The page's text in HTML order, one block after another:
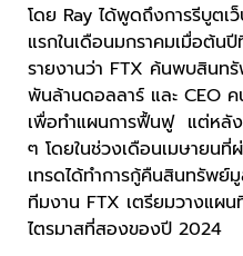
โดย Ray ได้พูดถึงการรีบูตเ
แรกในเดือนมกราคมเมื่อต้น
รายงานว่า FTX ค้นพบสินท
พันล้านดอลลาร์ และ CEO ค
เพื่อทำแผนการฟื้นฟู แต่หลัง
ๆ โดยในช่วงเดือนเมษายนที่
เทรดได้ทำการกู้คืนสินทรัพย์
ทีมงาน FTX เตรียมวางแผน
ไตรมาสที่สองของปี 2024